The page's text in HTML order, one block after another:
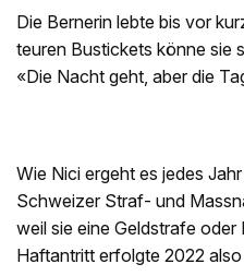
Die Bernerin lebte bis vor
teuren Bustickets könne sie
«Die Nacht geht, aber die
Wie Nici ergeht es jedes
Schweizer Straf- und
weil sie eine Geldstrafe
Haftantritt erfolgte 2022